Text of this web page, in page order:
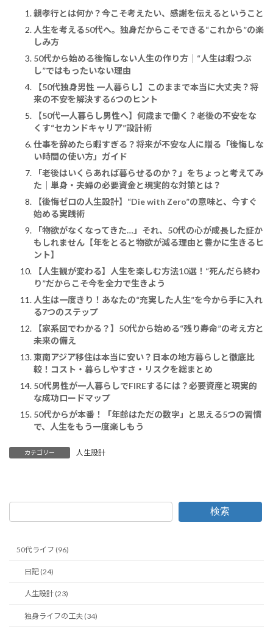
親孝行とは何か？今こそ考えたい、感謝を伝えるということ
人生を考える50代へ。独身だからこそできる“これから”の楽
しみ方
50代から始める後悔しない人生の作り方｜“人生は暇つぶ
し”ではもったいない理由
【50代独身男性 一人暮らし】このままで本当に大丈夫？将
来の不安を解決する6つのヒント
【50代一人暮らし男性へ】何歳まで働く？老後の不安をな
くす“セカンドキャリア”設計術
仕事を辞めたら暇すぎる？将来が不安な人に贈る「後悔しな
い時間の使い方」ガイド
「老後はいくらあれば暮らせるのか？」をちょっと考えてみ
た｜単身・夫婦の必要資金と現実的な対策とは？
【後悔ゼロの人生設計】“Die with Zero”の意味と、今すぐ
始める実践術
「物欲がなくなってきた…」それ、50代の心が成長した証か
もしれません【年をとると物欲が減る理由と豊かに生きるヒ
ント】
【人生観が変わる】人生を楽しむ方法10選！“死んだら終わ
り”だからこそ今を全力で生きよう
人生は一度きり！あなたの“充実した人生”を今から手に入れ
る7つのステップ
【家系図でわかる？】50代から始める“残り寿命”の考え方と
未来の備え
東南アジア移住は本当に安い？日本の地方暮らしと徹底比
較！コスト・暮らしやすさ・リスクを総まとめ
50代男性が一人暮らしでFIREするには？必要資産と現実的
な成功ロードマップ
50代からが本番！「年齢はただの数字」と思える5つの習慣
で、人生をもう一度楽しもう
カテゴリー 人生設計
検索
50代ライフ (96)
日記 (24)
人生設計 (23)
独身ライフの工夫 (34)